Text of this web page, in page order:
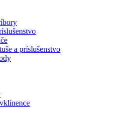
a príslušenstvo